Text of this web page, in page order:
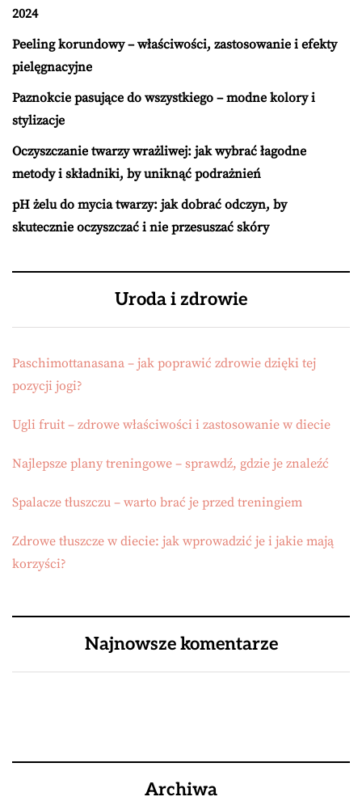
2024
Peeling korundowy – właściwości, zastosowanie i efekty
pielęgnacyjne
Paznokcie pasujące do wszystkiego – modne kolory i
stylizacje
Oczyszczanie twarzy wrażliwej: jak wybrać łagodne
metody i składniki, by uniknąć podrażnień
pH żelu do mycia twarzy: jak dobrać odczyn, by
skutecznie oczyszczać i nie przesuszać skóry
Uroda i zdrowie
Paschimottanasana – jak poprawić zdrowie dzięki tej
pozycji jogi?
Ugli fruit – zdrowe właściwości i zastosowanie w diecie
Najlepsze plany treningowe – sprawdź, gdzie je znaleźć
Spalacze tłuszczu – warto brać je przed treningiem
Zdrowe tłuszcze w diecie: jak wprowadzić je i jakie mają
korzyści?
Najnowsze komentarze
Archiwa